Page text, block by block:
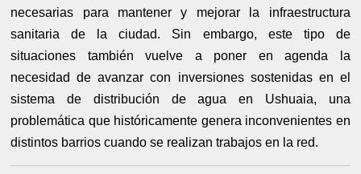
necesarias para mantener y mejorar la infraestructura
sanitaria de la ciudad. Sin embargo, este tipo de
situaciones también vuelve a poner en agenda la
necesidad de avanzar con inversiones sostenidas en el
sistema de distribución de agua en Ushuaia, una
problemática que históricamente genera inconvenientes en
distintos barrios cuando se realizan trabajos en la red.